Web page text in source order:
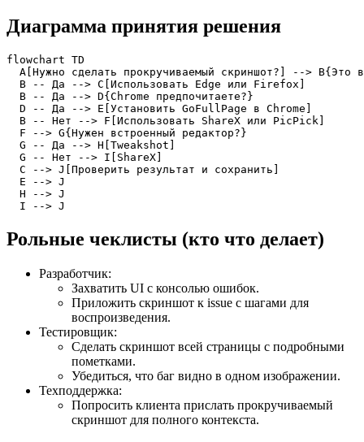
Диаграмма принятия решения
flowchart TD
A[Нужно сделать прокручиваемый скриншот?] --> B{Это
  B -- Да --> C[Использовать Edge или Firefox]
  B -- Да --> D{Chrome предпочитаете?}
  D -- Да --> E[Установить GoFullPage в Chrome]
  B -- Нет --> F[Использовать ShareX или PicPick]
  F --> G{Нужен встроенный редактор?}
  G -- Да --> H[Tweakshot]
  G -- Нет --> I[ShareX]
  C --> J[Проверить результат и сохранить]
  E --> J
  H --> J
  I --> J
Рольные чеклисты (кто что делает)
Разработчик:
Захватить UI с консолью ошибок.
Приложить скриншот к issue с шагами для
воспроизведения.
Тестировщик:
Сделать скриншот всей страницы с подробными
пометками.
Убедиться, что баг видно в одном изображении.
Техподдержка:
Попросить клиента прислать прокручиваемый
скриншот для полного контекста.